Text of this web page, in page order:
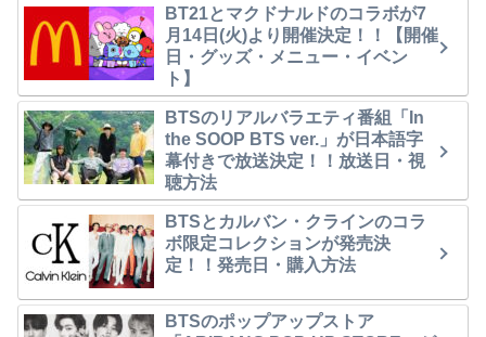
BT21とマクドナルドのコラボが7
月14日(火)より開催決定！！【開催
日・グッズ・メニュー・イベン
ト】
BTSのリアルバラエティ番組「In
the SOOP BTS ver.」が日本語字
幕付きで放送決定！！放送日・視
聴方法
BTSとカルバン・クラインのコラ
ボ限定コレクションが発売決
定！！発売日・購入方法
BTSのポップアップストア